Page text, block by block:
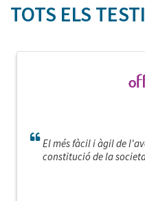
TOTS ELS
El més fàcil i àgil de
constitució de la